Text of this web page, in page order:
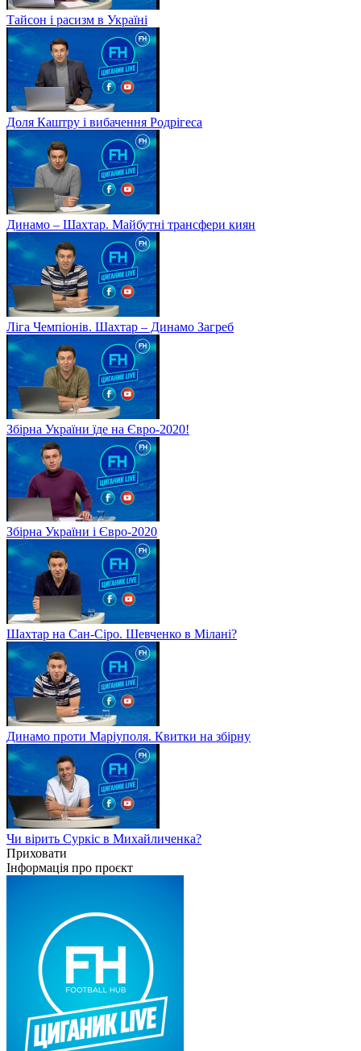
Тайсон і расизм в Україні
Доля Каштру і вибачення Родрігеса
Динамо – Шахтар. Майбутні трансфери киян
Ліга Чемпіонів. Шахтар – Динамо Загреб
Збірна України їде на Євро-2020!
Збірна України і Євро-2020
Шахтар на Сан-Сіро. Шевченко в Мілані?
Динамо проти Маріуполя. Квитки на збірну
Чи вірить Суркіс в Михайличенка?
Приховати
Інформація про проєкт